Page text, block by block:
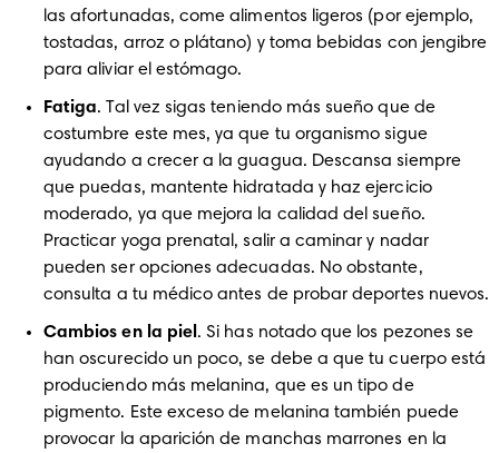
las afortunadas, come alimentos ligeros (por ejemplo,
tostadas, arroz o plátano) y toma bebidas con jengibre
para aliviar el estómago.
Fatiga. Tal vez sigas teniendo más sueño que de
costumbre este mes, ya que tu organismo sigue
ayudando a crecer a la guagua. Descansa siempre
que puedas, mantente hidratada y haz ejercicio
moderado, ya que mejora la calidad del sueño.
Practicar yoga prenatal, salir a caminar y nadar
pueden ser opciones adecuadas. No obstante,
consulta a tu médico antes de probar deportes nuevos.
Cambios en la piel . Si has notado que los pezones se
han oscurecido un poco, se debe a que tu cuerpo está
produciendo más melanina, que es un tipo de
pigmento. Este exceso de melanina también puede
provocar la aparición de manchas marrones en la